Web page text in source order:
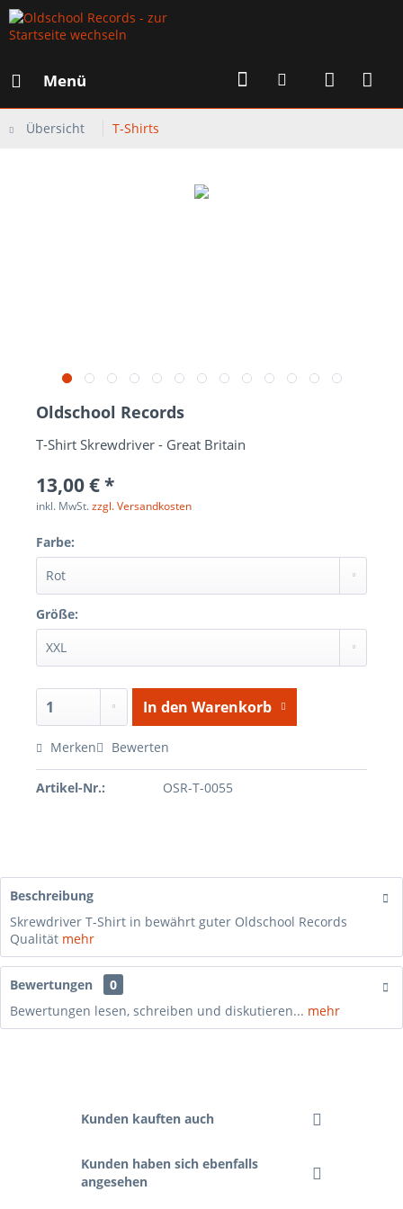
Menü
Übersicht T-Shirts
Oldschool Records
T-Shirt Skrewdriver - Great Britain
13,00 € *
inkl. MwSt.zzgl. Versandkosten
Farbe:
Größe:
In den Warenkorb
Merken Bewerten
Artikel-Nr.: OSR-T-0055
Beschreibung
Skrewdriver T-Shirt in bewährt guter Oldschool Records
Qualität mehr
Bewertungen
0
Bewertungen lesen, schreiben und diskutieren... mehr
Kunden kauften auch
Kunden haben sich ebenfalls
angesehen